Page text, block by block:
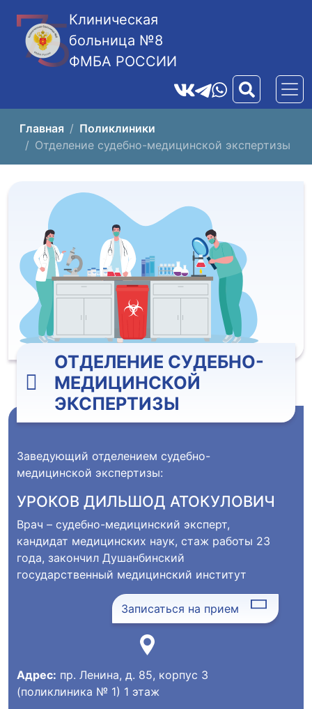
Клиническая
больница №8
ФМБА РОССИИ
Главная
Поликлиники
Отделение судебно-медицинской экспертизы
ОТДЕЛЕНИЕ СУДЕБНО-
МЕДИЦИНСКОЙ
ЭКСПЕРТИЗЫ
Заведующий отделением судебно-
медицинской экспертизы:
УРОКОВ ДИЛЬШОД АТОКУЛОВИЧ
Врач – судебно-медицинский эксперт,
кандидат медицинских наук, стаж работы 23
года, закончил Душанбинский
государственный медицинский институт
Записаться на прием
Адрес: пр. Ленина, д. 85, корпус 3
(поликлиника № 1) 1 этаж